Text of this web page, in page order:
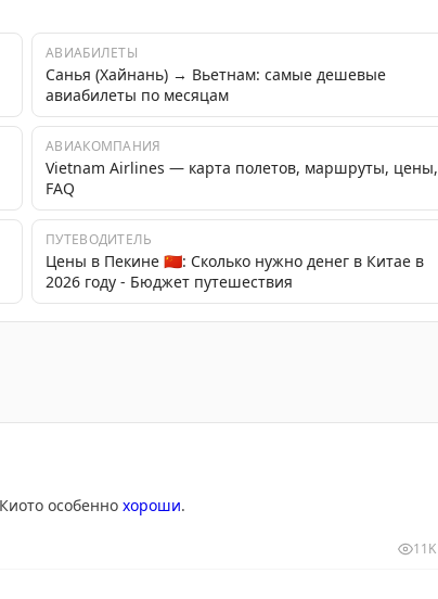
АВИАБИЛЕТЫ
Санья (Хайнань) → Вьетнам: самые дешевые
авиабилеты по месяцам
АВИАКОМПАНИЯ
Vietnam Airlines — карта полетов, маршруты, цены,
FAQ
ПУТЕВОДИТЕЛЬ
Цены в Пекине 🇨🇳: Сколько нужно денег в Китае в
2026 году - Бюджет путешествия
особенно хороши.
11K